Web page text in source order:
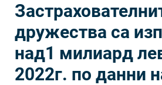
дружества са
над1 милиард
2022г. по данни